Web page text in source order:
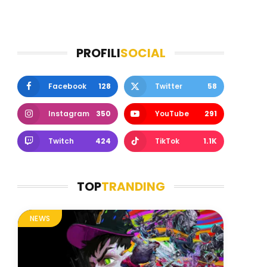
PROFILISOCIAL
Facebook 128 Twitter 58
Instagram 350 YouTube 291
Twitch 424 TikTok 1.1K
TOPTRANDING
NEWS